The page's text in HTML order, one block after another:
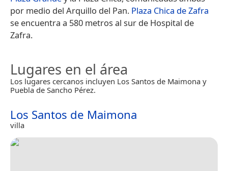
por medio del Arquillo del Pan. Plaza Chica de Zafra
se encuentra a 580 metros al sur de Hospital de
Zafra.
Lugares en el área
Los lugares cercanos incluyen Los Santos de Maimona y
Puebla de Sancho Pérez.
Los Santos de Maimona
villa